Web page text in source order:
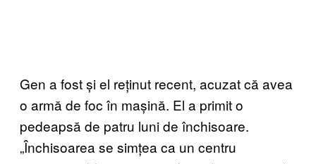
Gen a fost și el reținut recent, acuzat că avea
o armă de foc în mașină. El a primit o
pedeapsă de patru luni de închisoare.
„Închisoarea se simțea ca un centru